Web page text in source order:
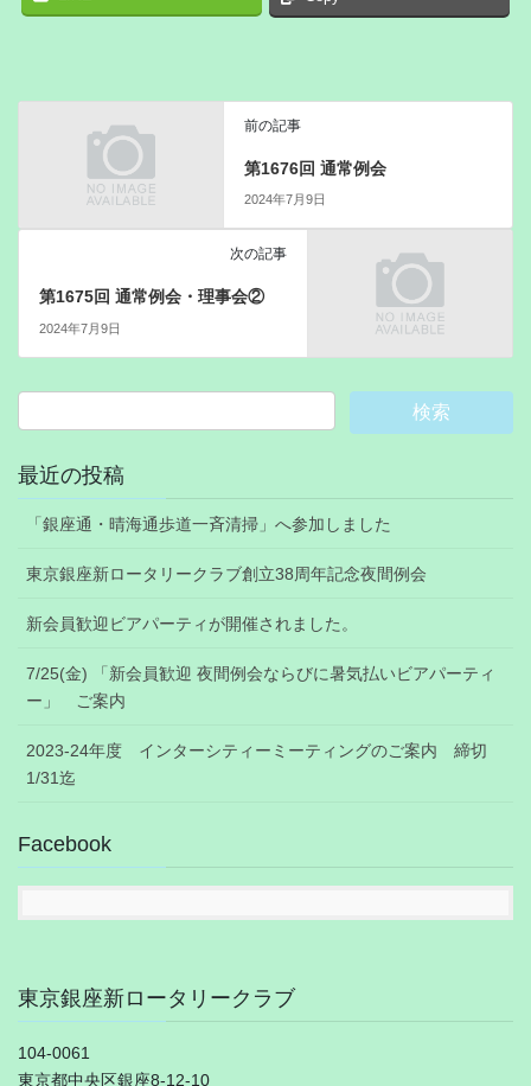
前の記事
第1676回 通常例会
2024年7月9日
次の記事
第1675回 通常例会・理事会②
2024年7月9日
最近の投稿
「銀座通・晴海通歩道一斉清掃」へ参加しました
東京銀座新ロータリークラブ創立38周年記念夜間例会
新会員歓迎ビアパーティが開催されました。
7/25(金) 「新会員歓迎 夜間例会ならびに暑気払いビアパーティ
ー」 ご案内
2023-24年度 インターシティーミーティングのご案内 締切
1/31迄
Facebook
東京銀座新ロータリークラブ
104-0061
東京都中央区銀座8-12-10